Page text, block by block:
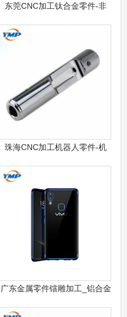
东莞CNC加工钛合金零件-非
珠海CNC加工机器人零件-机
广东金属零件镭雕加工_铝合金